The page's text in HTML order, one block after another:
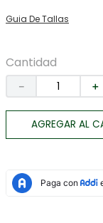
Guia De Tallas
Cantidad
＋
－
AGREGAR AL
10. lino